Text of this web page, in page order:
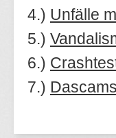
4.) Unfälle
5.)
6.)
7.)